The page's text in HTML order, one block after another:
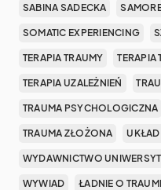
SABINA SADECKA
SOMATIC EXPERIENCING
TERAPIA TRAUMY TERAPIA
TERAPIA UZALEŻNIEŃ
TRAUMA PSYCHOLOGICZNA
TRAUMA ZŁOŻONA
WYDAWNICTWO
WYWIAD ŁADNIE O